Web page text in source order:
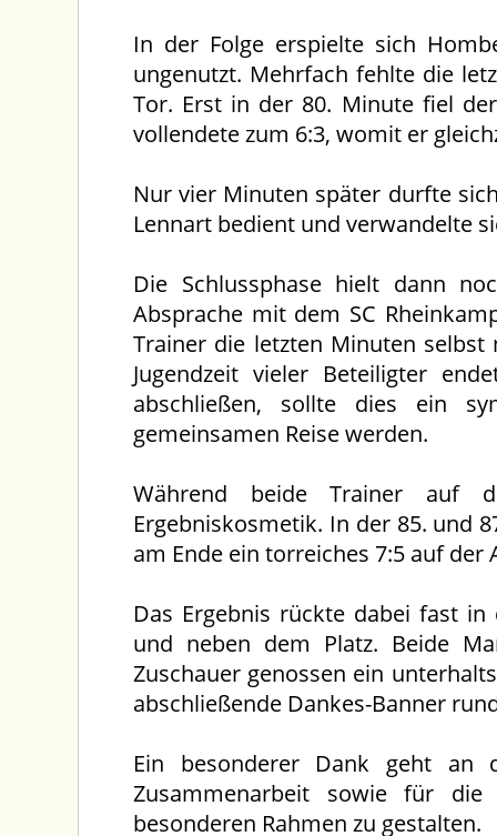
In der Folge erspielte sich
ungenutzt. Mehrfach fehlte die
Tor. Erst in der 80. Minute fiel
vollendete zum 6:3, womit er
Nur vier Minuten später durfte
Lennart bedient und verwandelte
Die Schlussphase hielt dann
Absprache mit dem SC
Trainer die letzten Minuten
Jugendzeit vieler Beteiligter
abschließen, sollte dies ein
gemeinsamen Reise werden.
Während beide Trainer auf
Ergebniskosmetik. In der 85. und
am Ende ein torreiches 7:5 auf der
Das Ergebnis rückte dabei fast
und neben dem Platz. Beide
Zuschauer genossen ein
abschließende Dankes-Banner
Ein besonderer Dank geht an
Zusammenarbeit sowie für die
besonderen Rahmen zu gestalten.